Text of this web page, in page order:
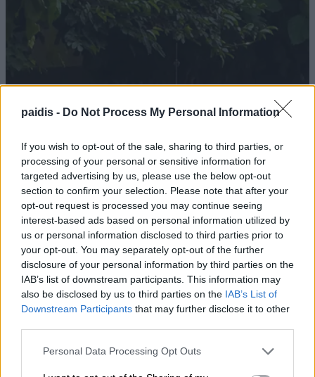
paidis - Do Not Process My Personal Information
If you wish to opt-out of the sale, sharing to third parties, or
processing of your personal or sensitive information for
targeted advertising by us, please use the below opt-out
section to confirm your selection. Please note that after your
opt-out request is processed you may continue seeing
interest-based ads based on personal information utilized by
us or personal information disclosed to third parties prior to
your opt-out. You may separately opt-out of the further
disclosure of your personal information by third parties on the
IAB’s list of downstream participants. This information may
also be disclosed by us to third parties on the IAB’s List of
Downstream Participants that may further disclose it to other
Personal Data Processing Opt Outs